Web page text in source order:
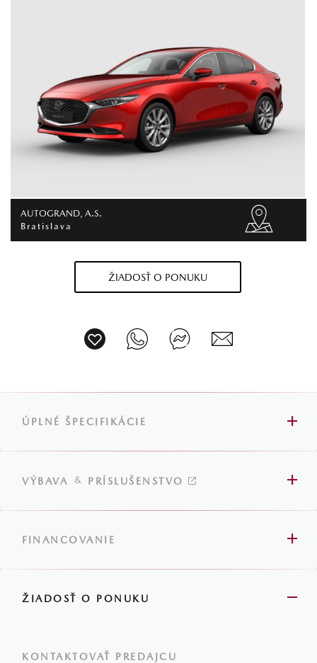
AUTOGRAND, A.S.
Bratislava
ŽIADOSŤ O PONUKU
ÚPLNÉ ŠPECIFIKÁCIE
VÝBAVA & PRÍSLUŠENSTVO
FINANCOVANIE
ŽIADOSŤ O PONUKU
KONTAKTOVAŤ PREDAJCU